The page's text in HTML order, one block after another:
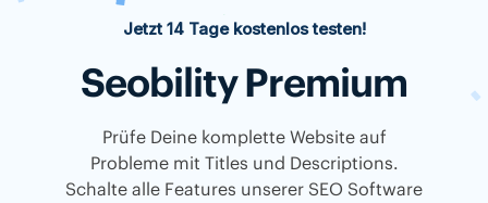
Jetzt 14 Tage kostenlos testen!
Seobility Premium
Prüfe Deine komplette Website auf
Probleme mit Titles und Descriptions.
Schalte alle Features unserer SEO Software